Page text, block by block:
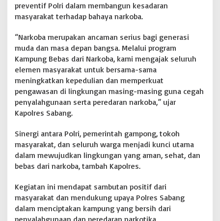
R
'
e
r
a
.
c
m
N
e
w
.
preventif Polri dalam membangun kesadaran
masyarakat terhadap bahaya narkoba.
“Narkoba merupakan ancaman serius bagi generasi
muda dan masa depan bangsa. Melalui program
Kampung Bebas dari Narkoba, kami mengajak seluruh
elemen masyarakat untuk bersama-sama
meningkatkan kepedulian dan memperkuat
pengawasan di lingkungan masing-masing guna cegah
penyalahgunaan serta peredaran narkoba,” ujar
Kapolres Sabang.
Sinergi antara Polri, pemerintah gampong, tokoh
masyarakat, dan seluruh warga menjadi kunci utama
dalam mewujudkan lingkungan yang aman, sehat, dan
bebas dari narkoba, tambah Kapolres.
Kegiatan ini mendapat sambutan positif dari
masyarakat dan mendukung upaya Polres Sabang
dalam menciptakan kampung yang bersih dari
penyalahgunaan dan peredaran narkotika.